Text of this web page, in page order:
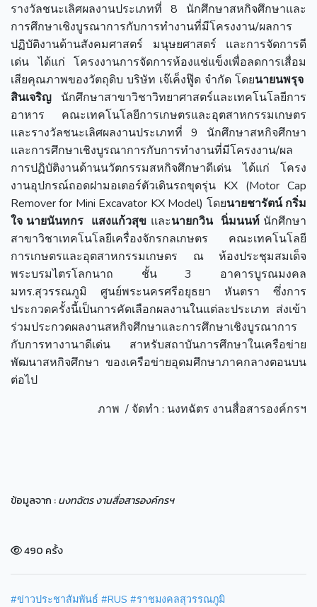
รางวัลชนะเลิศผลงานประเภทที่ 8 นักศึกษาสหกิจศึกษาและ
การศึกษาเชิงบูรณาการกับการทำงานที่มีโครงงาน/ผลการ
ปฏิบัติงานด้านสังคมศาสตร์ มนุษยศาสตร์ และการจัดการดี
เด่น ได้แก่ โครงงานการจัดการห้องแช่แข็งเพื่อลดการเสื่อม
เสียคุณภาพของวัตถุดิบ บริษัท เจ๊เค็งฟู๊ด จำกัด โดยนายนพรุจ
สินเจริญ นักศึกษาสาขาวิชาวิทยาศาสตร์และเทคโนโลยีการ
อาหาร คณะเทคโนโลยีการเกษตรและอุตสาหกรรมเกษตร
และรางวัลชนะเลิศผลงานประเภทที่ 9 นักศึกษาสหกิจศึกษา
และการศึกษาเชิงบูรณาการกับการทำงานที่มีโครงงาน/ผล
การปฏิบัติงานด้านนวัตกรรมสหกิจศึกษาดีเด่น ได้แก่ โครง
งานอุปกรณ์ถอดฝามอเตอร์ตัวเดินรถขุดรุ่น KX (Motor Cap
Remover for Mini Excavator KX Model) โดยนายชารัตน์ กริ่ม
ใจ นายนันทกร แสงแก้วสุข และนายกวิน นิ่มนนท์นักศึกษา
สาขาวิชาเทคโนโลยีเครื่องจักรกลเกษตร คณะเทคโนโลยี
การเกษตรและอุตสาหกรรมเกษตร ณ ห้องประชุมสมเด็จ
พระบรมไตรโลกนาถ ชั้น 3 อาคารบูรณมงคล
มทร.สุวรรณภูมิ ศูนย์พระนครศรีอยุธยา หันตรา ซึ่งการ
ประกวดครั้งนี้เป็นการคัดเลือกผลงานในแต่ละประเภท ส่งเข้า
ร่วมประกวดผลงานสหกิจศึกษาและการศึกษาเชิงบูรณาการ
กับการทางานาดีเด่น สาหรับสถาบันการศึกษาในเครือข่าย
พัฒนาสหกิจศึกษา ของเครือข่ายอุดมศึกษาภาคกลางตอนบน
ต่อไป
ภาพ / จัดทำ : นงทฉัตร งานสื่อสารองค์กรฯ
ข้อมูลจาก :นงทฉัตร งานสื่อสารองค์กรฯ
490 ครั้ง
#ข่าวประชาสัมพันธ์ #RUS #ราชมงคลสุวรรณภูมิ